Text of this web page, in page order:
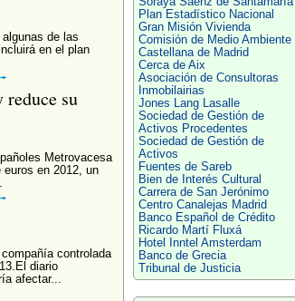
de las
en el plan
su
Metrovacesa
en 2012, un
controlada
diario
afectar...
Plan Estadístico Nacional
Gran Misión Vivienda
Comisión de Medio Ambiente
Castellana de Madrid
Cerca de Aix
Asociación de Consultoras
Inmobilairias
Jones Lang Lasalle
Sociedad de Gestión de
Activos Procedentes
Sociedad de Gestión de
Activos
Fuentes de Sareb
Bien de Interés Cultural
Carrera de San Jerónimo
Centro Canalejas Madrid
Banco Español de Crédito
Ricardo Martí Fluxá
Hotel Inntel Amsterdam
Banco de Grecia
Tribunal de Justicia